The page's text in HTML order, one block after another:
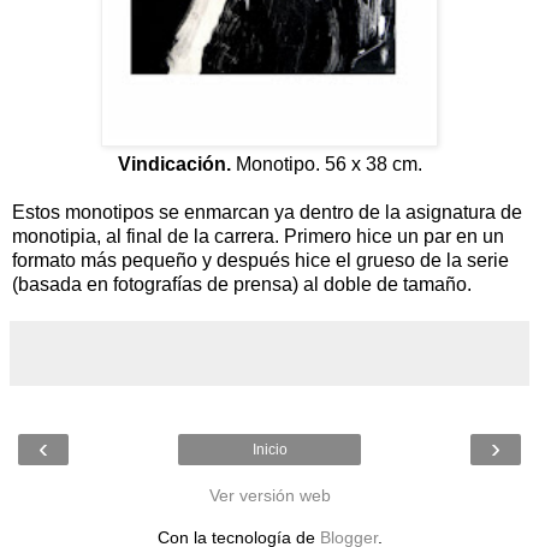
Vindicación.Monotipo. 56 x 38 cm.
Estos monotipos se enmarcan ya dentro de la asignatura de
monotipia, al final de la carrera. Primero hice un par en un
formato más pequeño y después hice el grueso de la serie
(basada en fotografías de prensa) al doble de tamaño.
‹ ›
Inicio
Ver versión web
Con la tecnología de Blogger.